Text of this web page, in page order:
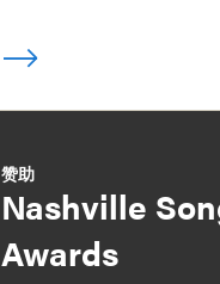
赞助
Nashville
Awards